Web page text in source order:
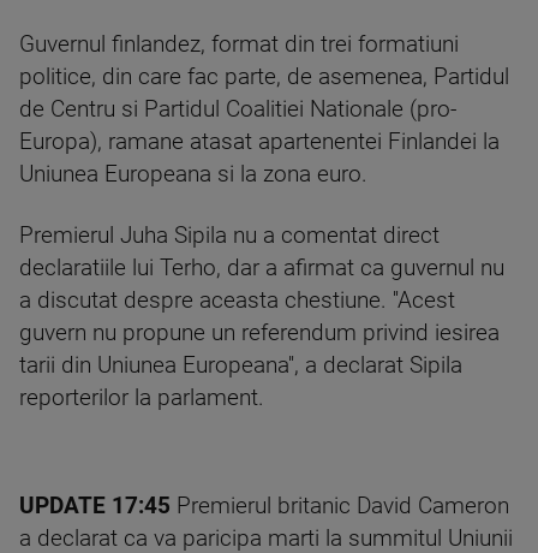
Guvernul finlandez, format din trei formatiuni
politice, din care fac parte, de asemenea, Partidul
de Centru si Partidul Coalitiei Nationale (pro-
Europa), ramane atasat apartenentei Finlandei la
Uniunea Europeana si la zona euro.
Premierul Juha Sipila nu a comentat direct
declaratiile lui Terho, dar a afirmat ca guvernul nu
a discutat despre aceasta chestiune. ''Acest
guvern nu propune un referendum privind iesirea
tarii din Uniunea Europeana'', a declarat Sipila
reporterilor la parlament.
UPDATE 17:45 Premierul britanic David Cameron
a declarat ca va paricipa marti la summitul Uniunii